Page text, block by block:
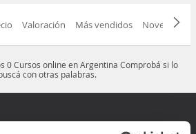
Valoración Más vendidos Novedad
0 Cursos online en Argentina Comprobá si lo
con otras palabras.
Contactanos